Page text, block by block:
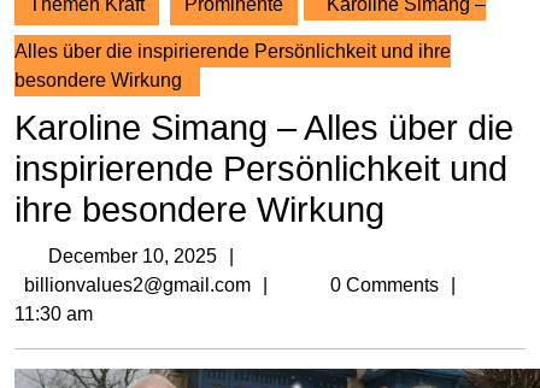
Themen Kraft Prominente Karoline Simang –
Alles über die inspirierende Persönlichkeit und ihre
besondere Wirkung
Karoline Simang – Alles über die
inspirierende Persönlichkeit und
ihre besondere Wirkung
December 10, 2025
10,
billionvalues2@gmail.com billionvalues2@gmail.com
0 Comments
11:30 am